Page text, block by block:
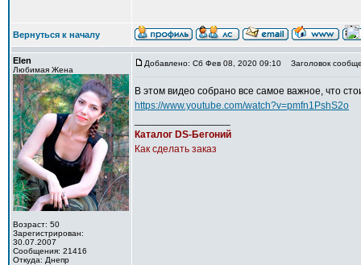
Вернуться к началу
Elen
Любимая Жена
Возраст: 50
Зарегистрирован:
30.07.2007
Сообщения: 21416
Откуда: Днепр
Добавлено: Сб Фев 08, 2020 09:10 Заголовок
В этом видео собрано все самое важное, что
https://www.youtube.com/watch?v=pmfn1PshS2o
Каталог DS-Бегоний
Как сделать заказ